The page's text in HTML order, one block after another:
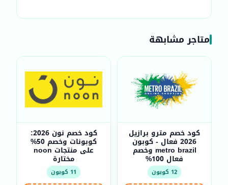
متاجر مشابهة
كود خصم مترو برازيل
2026 فعال - كوبون
metro brazil وخصم
فعال 100%
12 كوبون
كود خصم نون 2026:
كوبونات وخصم 50%
على منتجات noon
مختارة
11 كوبون